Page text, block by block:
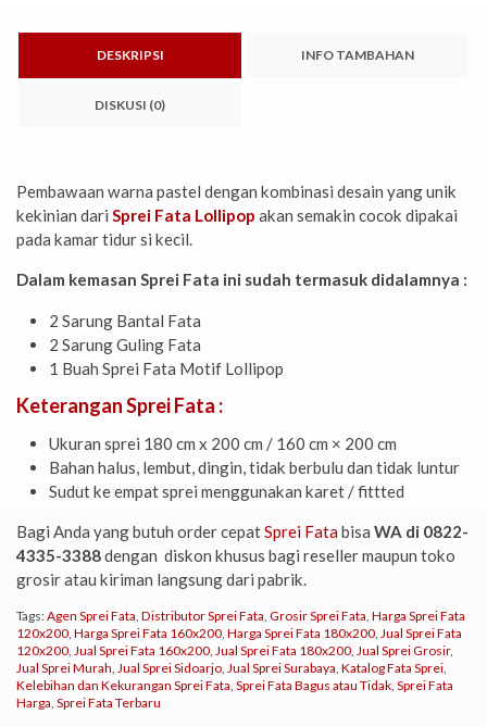
DESKRIPSI INFO TAMBAHAN
DISKUSI (0)
Pembawaan warna pastel dengan kombinasi desain yang unik
kekinian dari Sprei Fata Lollipop akan semakin cocok dipakai
pada kamar tidur si kecil.
Dalam kemasan Sprei Fata ini sudah termasuk didalamnya :
2 Sarung Bantal Fata
2 Sarung Guling Fata
1 Buah Sprei Fata Motif Lollipop
Keterangan Sprei Fata :
Ukuran sprei 180 cm x 200 cm / 160 cm × 200 cm
Bahan halus, lembut, dingin, tidak berbulu dan tidak luntur
Sudut ke empat sprei menggunakan karet / fittted
Bagi Anda yang butuh order cepatSprei Fatabisa WA di 0822-
4335-3388dengan diskon khusus bagi reseller maupun toko
grosir atau kiriman langsung dari pabrik.
Tags:Agen Sprei Fata Distributor Sprei Fata Grosir Sprei Fata Harga Sprei Fata
120x200 Harga Sprei Fata 160x200 Harga Sprei Fata 180x200 Jual Sprei Fata
120x200 Jual Sprei Fata 160x200 Jual Sprei Fata 180x200 Jual Sprei Grosir,
Jual Sprei Murah Jual Sprei Sidoarjo Jual Sprei Surabaya Katalog Fata Sprei
Kelebihan dan Kekurangan Sprei Fata Sprei Fata Bagus atau Tidak Sprei Fata
Harga Sprei Fata Terbaru